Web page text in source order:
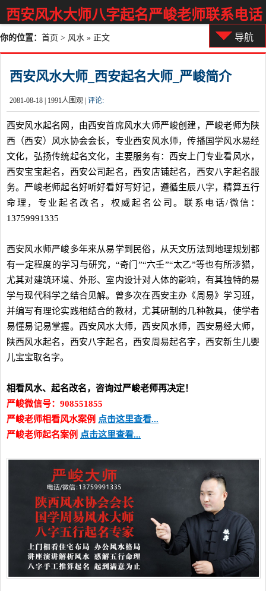
西安风水大师八字起名严峻老师联系电话
导航
你的位置： 首页 > 风水 » 正文
西安风水大师_西安起名大师_严峻简介
2081-08-18 | 1991人围观 | 评论:
西安风水起名网，由西安首席风水大师严峻创建，严峻老师为陕
西（西安）风水协会会长，专业西安风水师，传播国学风水易经
文化，弘扬传统起名文化，主要服务有：西安上门专业看风水，
西安宝宝起名，西安公司起名，西安店铺起名，西安八字起名服
务。严峻老师起名好听好看好写好记，遵循生辰八字，精算五行
命理，专业起名改名，权威起名公司。联系电话/微信：
13759991335
西安风水师严峻多年来从易学到民俗，从天文历法到地理规划都
有一定程度的学习与研究，“奇门”“六壬”“太乙”等也有所涉猎，
尤其对建筑环境、外形、室内设计对人体的影响，有其独特的易
学与现代科学之结合见解。曾多次在西安主办《周易》学习班，
并编写有理论实践相结合的教材，尤其研制的几种教具，使学者
易懂易记易掌握。西安风水大师，西安风水师，西安易经大师，
陕西风水起名，西安八字起名，西安周易起名字，西安新生儿婴
儿宝宝取名字。
相看风水、起名改名，咨询过严峻老师再决定！
严峻微信号：908551855
严峻老师相看风水案例 点击这里查看...
严峻老师起名案例 点击这里查看...